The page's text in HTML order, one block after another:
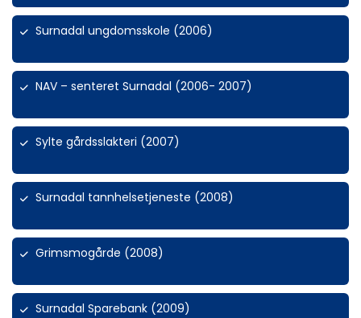
Surnadal ungdomsskole (2006)
NAV – senteret Surnadal (2006- 2007)
Sylte gårdsslakteri (2007)
Surnadal tannhelsetjeneste (2008)
Grimsmogårde (2008)
Surnadal Sparebank (2009)